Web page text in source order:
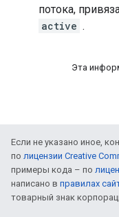
потока,
active .
Эта
Если не указано иное,
по лицензии Creative
примеры кода – по
написано в правилах
товарный знак